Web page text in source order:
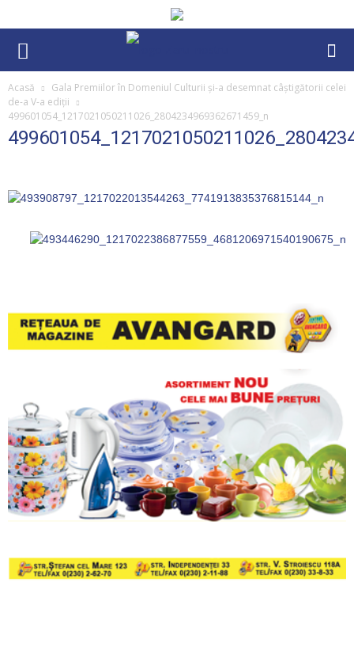
Acasă
Gala Premiilor în Domeniul Culturii și-a desemnat câștigătorii celei
de-a V-a ediții
499601054_1217021050211026_2804234969362671459_n